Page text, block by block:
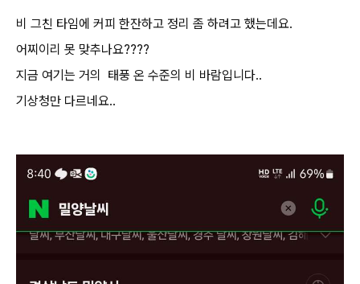
비 그친 타임에 커피 한잔하고 정리 좀 하려고 했는데요.
어찌이리 못 맞추나요????
지금 여기는 거의 태풍 온 수준의 비 바람입니다..
기상청만 다르네요..